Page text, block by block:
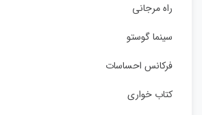
راه مرجانی
سینما گوستو
فرکانس احساسات
کتاب خواری